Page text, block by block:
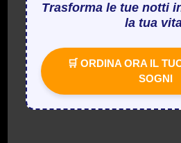
Trasforma le tue notti
la tua
🛒 ORDINA ORA IL
SOGNI